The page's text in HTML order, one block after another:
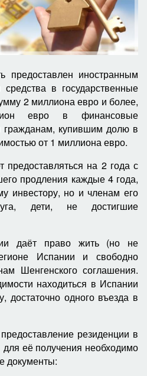
иностранным
в государственные
2 миллиона евро и более,
евро в финансовые
гражданам, купившим долю в
от 1 миллиона евро.
предоставляться на 2 года с
продления каждые 4 года,
инвестору, но и членам его
дети, не достигшие
даёт право жить (но не
Испании и свободно
Шенгенского соглашения.
находиться в Испании
достаточно одного въезда в
резиденции в
её получения необходимо
документы: